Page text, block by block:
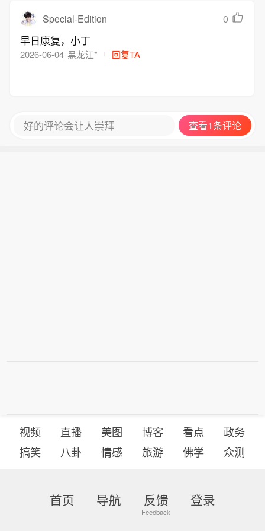
Special-Edition 0
早日康复，小丁
2026-06-04 黑龙江* 回复TA
好的评论会让人崇拜 查看1条评论
视频 直播 美图 博客 看点
政务
搞笑
八卦 情感 旅游 佛学 众测
首页 导航 反馈 登录